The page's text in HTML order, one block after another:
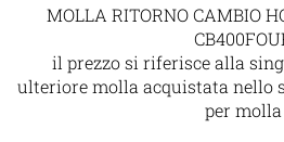
MOLLA RITORNO CAMBIO
il prezzo si riferisce alla
ulteriore molla acquistata nello
per molla